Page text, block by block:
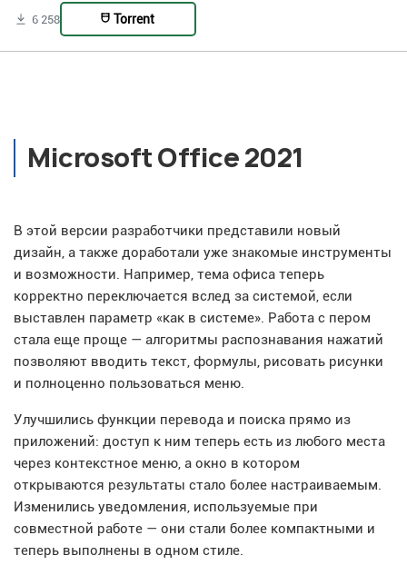
6 258 Torrent
Microsoft Office 2021
В этой версии разработчики представили новый
дизайн, а также доработали уже знакомые инструменты
и возможности. Например, тема офиса теперь
корректно переключается вслед за системой, если
выставлен параметр «как в системе». Работа с пером
стала еще проще — алгоритмы распознавания нажатий
позволяют вводить текст, формулы, рисовать рисунки
и полноценно пользоваться меню.
Улучшились функции перевода и поиска прямо из
приложений: доступ к ним теперь есть из любого места
через контекстное меню, а окно в котором
открываются результаты стало более настраиваемым.
Изменились уведомления, используемые при
совместной работе — они стали более компактными и
теперь выполнены в одном стиле.